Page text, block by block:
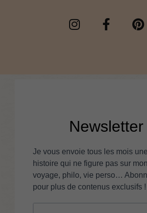
Newsletter
Je vous envoie tous les mois
histoire qui ne figure pas sur
voyage, philo, vie perso…
pour plus de contenus exclusifs !